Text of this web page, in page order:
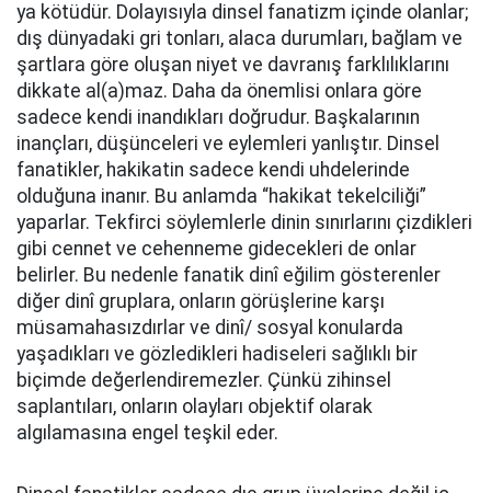
ya kötüdür. Dolayısıyla dinsel fanatizm içinde olanlar;
dış dünyadaki gri tonları, alaca durumları, bağlam ve
şartlara göre oluşan niyet ve davranış farklılıklarını
dikkate al(a)maz. Daha da önemlisi onlara göre
sadece kendi inandıkları doğrudur. Başkalarının
inançları, düşünceleri ve eylemleri yanlıştır. Dinsel
fanatikler, hakikatin sadece kendi uhdelerinde
olduğuna inanır. Bu anlamda “hakikat tekelciliği”
yaparlar. Tekfirci söylemlerle dinin sınırlarını çizdikleri
gibi cennet ve cehenneme gidecekleri de onlar
belirler. Bu nedenle fanatik dinî eğilim gösterenler
diğer dinî gruplara, onların görüşlerine karşı
müsamahasızdırlar ve dinî/ sosyal konularda
yaşadıkları ve gözledikleri hadiseleri sağlıklı bir
biçimde değerlendiremezler. Çünkü zihinsel
saplantıları, onların olayları objektif olarak
algılamasına engel teşkil eder.